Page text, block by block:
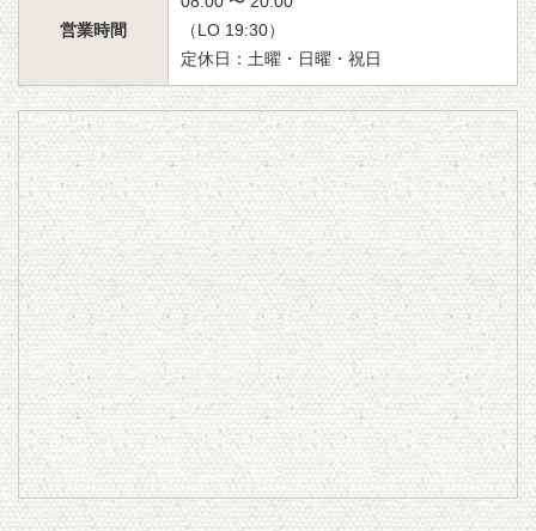
営業時間
（LO 19:30）
定休日：土曜・日曜・祝日